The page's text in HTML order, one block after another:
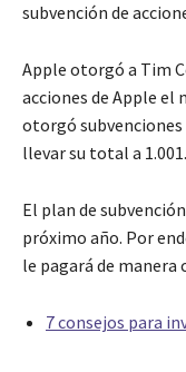
subvención de
Apple otorgó a Tim
acciones de Apple el
otorgó subvenciones
llevar su total a
El plan de
próximo año. Por
le pagará de manera
7 consejos para